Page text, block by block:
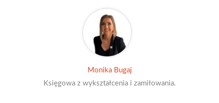
Monika Bugaj
Księgowa z wykształcenia i zamiłowania.